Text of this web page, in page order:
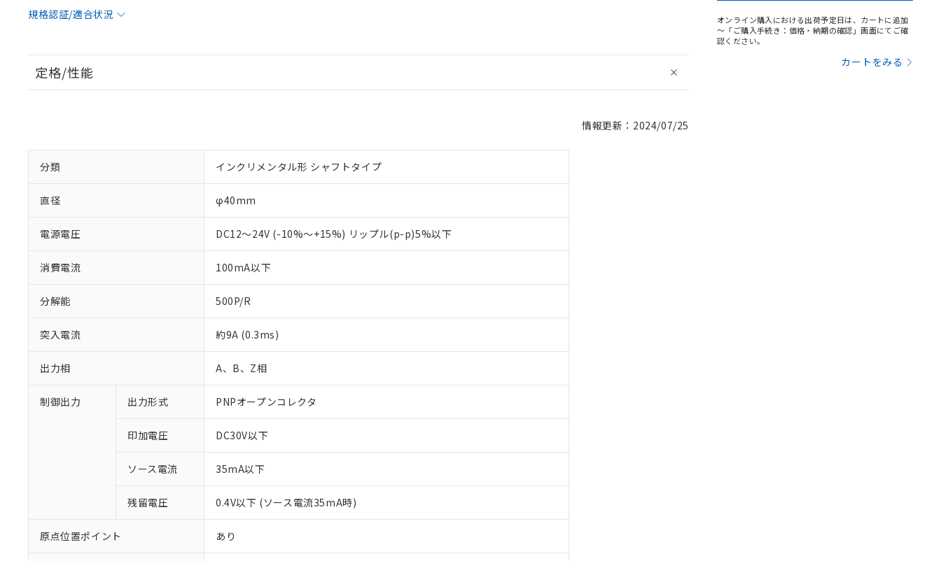
規格認証/適合状況
定格/性能
情報更新：2024/07/25
分類 インクリメンタル形 シャフトタイプ
直径 φ40mm
電源電圧 DC12～24V (-10%～+15%) リップル(p-p)5%以下
消費電流 100mA以下
分解能 500P/R
突入電流 約9A (0.3ms)
出力相 A、B、Z相
制御出力 出力形式 PNPオープンコレクタ
印加電圧 DC30V以下
ソース電流 35mA以下
残留電圧 0.4V以下 (ソース電流35mA時)
原点位置ポイント あり
オンライン購入における出荷予定日は、カートに追加
～「ご購入手続き：価格・納期の確認」画面にてご確
認ください。
カートをみる
※1 対応状況